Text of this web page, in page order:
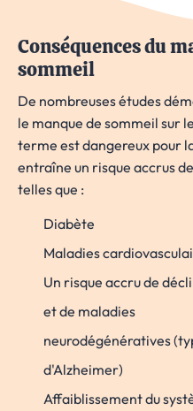
Conséquences du
sommeil
De nombreuses études
le manque de sommeil sur
terme est dangereux pour
entraîne un risque accrus
telles que :
Diabète
Maladies
Un risque accru de
et de maladies
neurodégénératives
d'Alzheimer)​
Affaiblissement du